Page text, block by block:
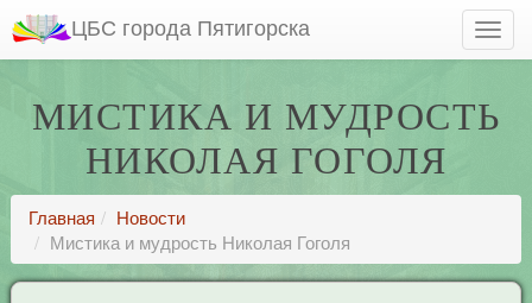
ЦБС города Пятигорска
МИСТИКА И МУДРОСТЬ
НИКОЛАЯ ГОГОЛЯ
Главная
Новости
Мистика и мудрость Николая Гоголя